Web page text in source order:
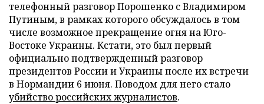
телефонный разговор Порошенко с Владимиром
Путиным, в рамках которого обсуждалось в том
числе возможное прекращение огня на Юго-
Востоке Украины. Кстати, это был первый
официально подтвержденный разговор
президентов России и Украины после их встречи
в Нормандии 6 июня. Поводом для него стало
убийство российских журналистов.